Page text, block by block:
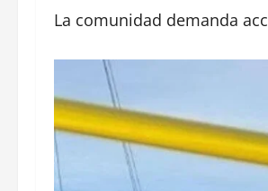
La comunidad demanda